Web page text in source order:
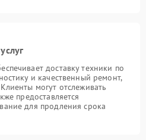
доставку техники по
и качественный ремонт,
могут отслеживать
предоставляется
для продления срока